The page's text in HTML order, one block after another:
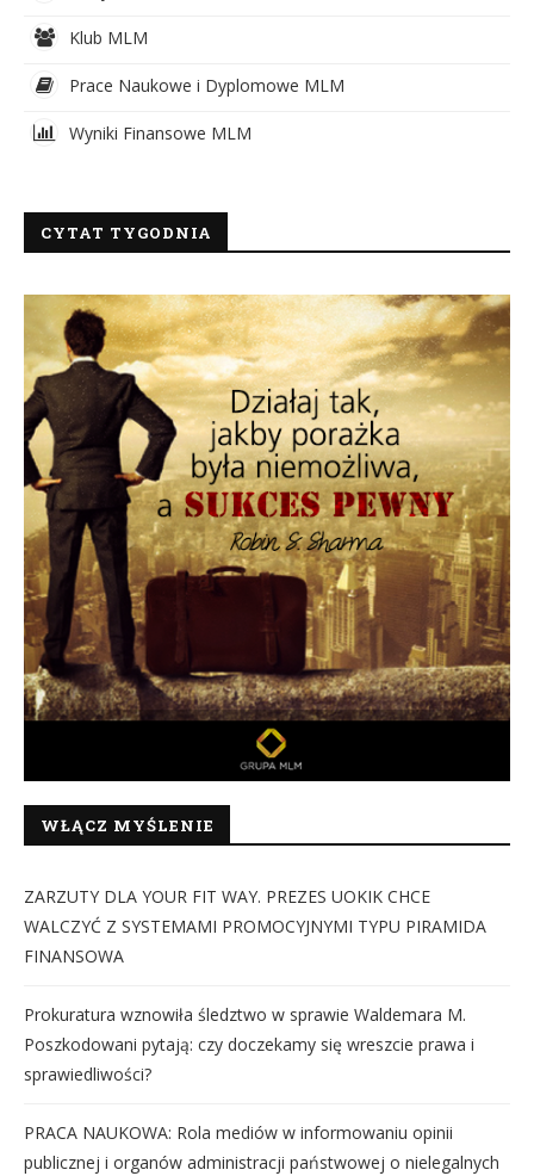
Klub MLM
Prace Naukowe i Dyplomowe MLM
Wyniki Finansowe MLM
CYTAT TYGODNIA
WŁĄCZ MYŚLENIE
ZARZUTY DLA YOUR FIT WAY. PREZES UOKIK CHCE
WALCZYĆ Z SYSTEMAMI PROMOCYJNYMI TYPU PIRAMIDA
FINANSOWA
Prokuratura wznowiła śledztwo w sprawie Waldemara M.
Poszkodowani pytają: czy doczekamy się wreszcie prawa i
sprawiedliwości?
PRACA NAUKOWA: Rola mediów w informowaniu opinii
publicznej i organów administracji państwowej o nielegalnych